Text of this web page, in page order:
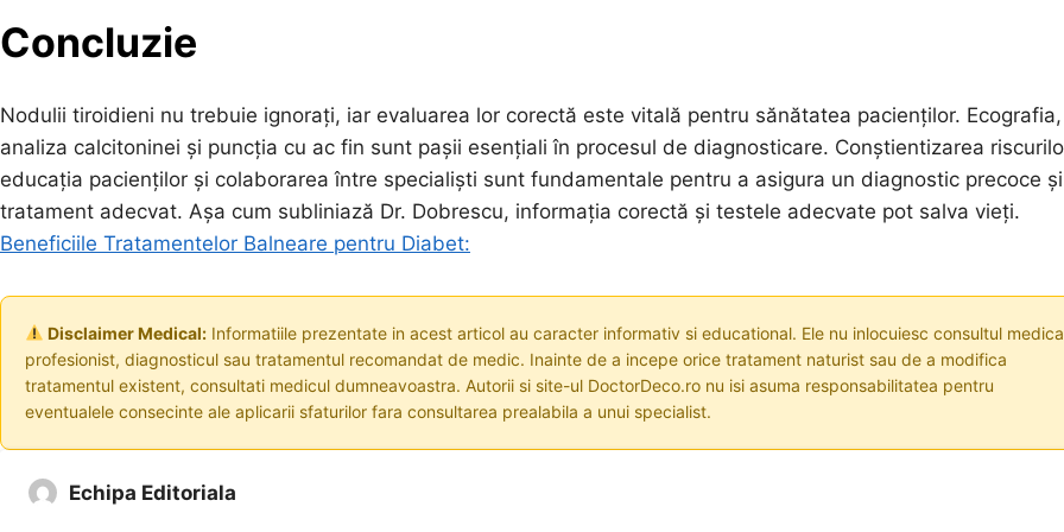
Concluzie
Nodulii tiroidieni nu trebuie ignorați, iar evaluarea lor corectă este vitală pentru sănătatea pacienților. Ecografia,
analiza calcitoninei și puncția cu ac fin sunt pașii esențiali în procesul de diagnosticare. Conștientizarea
educația pacienților și colaborarea între specialiști sunt fundamentale pentru a asigura un diagnostic precoce
tratament adecvat. Așa cum subliniază Dr. Dobrescu, informația corectă și testele adecvate pot salva vieți.
Beneficiile Tratamentelor Balneare pentru Diabet:
Disclaimer Medical:Informatiile prezentate in acest articol au caracter informativ si educational. Ele nu inlocuiesc consultul
profesionist, diagnosticul sau tratamentul recomandat de medic. Inainte de a incepe orice tratament naturist sau de a modifica
tratamentul existent, consultati medicul dumneavoastra. Autorii si site-ul DoctorDeco.ro nu isi asuma responsabilitatea pentru
eventualele consecinte ale aplicarii sfaturilor fara consultarea prealabila a unui specialist.
Echipa Editoriala